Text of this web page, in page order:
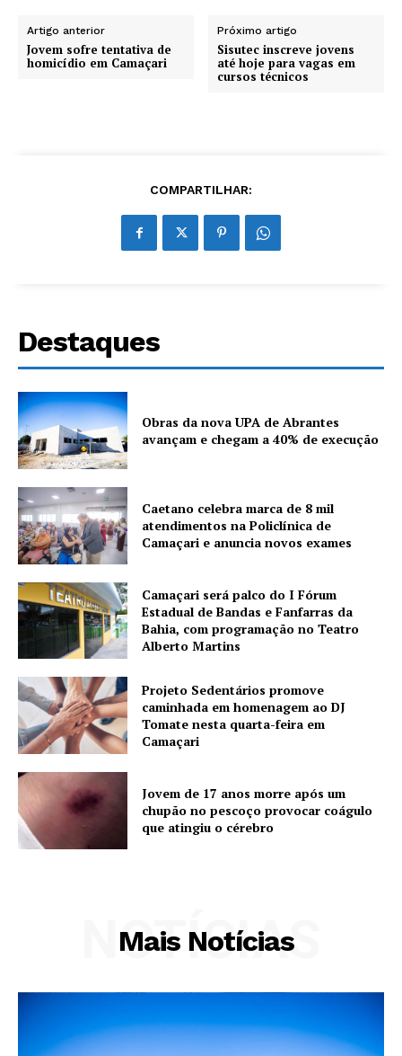
Artigo anterior
Jovem sofre tentativa de
homicídio em Camaçari
Próximo artigo
Sisutec inscreve jovens
até hoje para vagas em
cursos técnicos
COMPARTILHAR:
Destaques
Obras da nova UPA de Abrantes
avançam e chegam a 40% de execução
Caetano celebra marca de 8 mil
atendimentos na Policlínica de
Camaçari e anuncia novos exames
Camaçari será palco do I Fórum
Estadual de Bandas e Fanfarras da
Bahia, com programação no Teatro
Alberto Martins
Projeto Sedentários promove
caminhada em homenagem ao DJ
Tomate nesta quarta-feira em
Camaçari
Jovem de 17 anos morre após um
chupão no pescoço provocar coágulo
que atingiu o cérebro
Mais Notícias
NOTÍCIAS